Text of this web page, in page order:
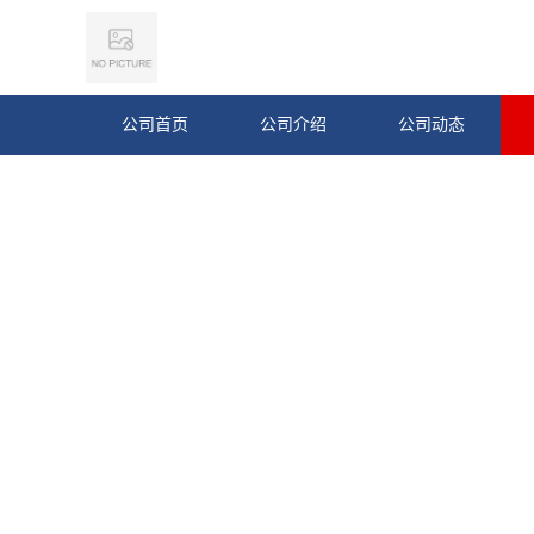
公司首页 公司介绍 公司动态